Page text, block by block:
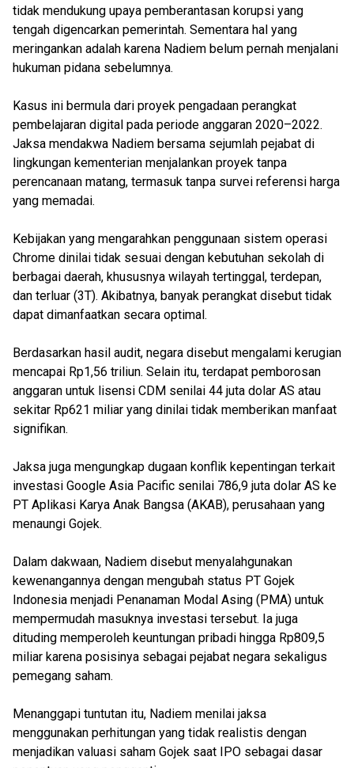
tidak mendukung upaya pemberantasan korupsi yang
tengah digencarkan pemerintah. Sementara hal yang
meringankan adalah karena Nadiem belum pernah menjalani
hukuman pidana sebelumnya.
Kasus ini bermula dari proyek pengadaan perangkat
pembelajaran digital pada periode anggaran 2020–2022.
Jaksa mendakwa Nadiem bersama sejumlah pejabat di
lingkungan kementerian menjalankan proyek tanpa
perencanaan matang, termasuk tanpa survei referensi harga
yang memadai.
Kebijakan yang mengarahkan penggunaan sistem operasi
Chrome dinilai tidak sesuai dengan kebutuhan sekolah di
berbagai daerah, khususnya wilayah tertinggal, terdepan,
dan terluar (3T). Akibatnya, banyak perangkat disebut tidak
dapat dimanfaatkan secara optimal.
Berdasarkan hasil audit, negara disebut mengalami kerugian
mencapai Rp1,56 triliun. Selain itu, terdapat pemborosan
anggaran untuk lisensi CDM senilai 44 juta dolar AS atau
sekitar Rp621 miliar yang dinilai tidak memberikan manfaat
signifikan.
Jaksa juga mengungkap dugaan konflik kepentingan terkait
investasi Google Asia Pacific senilai 786,9 juta dolar AS ke
PT Aplikasi Karya Anak Bangsa (AKAB), perusahaan yang
menaungi Gojek.
Dalam dakwaan, Nadiem disebut menyalahgunakan
kewenangannya dengan mengubah status PT Gojek
Indonesia menjadi Penanaman Modal Asing (PMA) untuk
mempermudah masuknya investasi tersebut. Ia juga
dituding memperoleh keuntungan pribadi hingga Rp809,5
miliar karena posisinya sebagai pejabat negara sekaligus
pemegang saham.
Menanggapi tuntutan itu, Nadiem menilai jaksa
menggunakan perhitungan yang tidak realistis dengan
menjadikan valuasi saham Gojek saat IPO sebagai dasar